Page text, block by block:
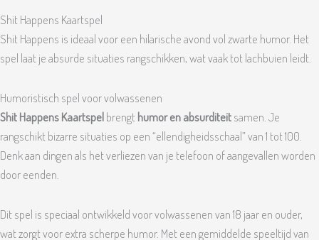
Shit Happens Kaartspel
Shit Happens is ideaal voor een hilarische avond vol zwarte humor. Het
spel laat je absurde situaties rangschikken, wat vaak tot lachbuien leidt.
Humoristisch spel voor volwassenen
Shit Happens Kaartspelbrengthumor en absurditeitsamen. Je
rangschikt bizarre situaties op een “ellendigheidsschaal” van 1 tot 100.
Denk aan dingen als het verliezen van je telefoon of aangevallen worden
door eenden.
Dit spel is speciaal ontwikkeld voor volwassenen van 18 jaar en ouder,
wat zorgt voor extra scherpe humor. Met een gemiddelde speeltijd van